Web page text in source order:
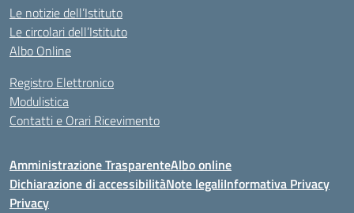
Le notizie dell’Istituto
Le circolari dell’Istituto
Albo Online
Registro Elettronico
Modulistica
Contatti e Orari Ricevimento
Amministrazione TrasparenteAlbo online
Dichiarazione di accessibilitàNote legaliInformativa Privacy
Privacy